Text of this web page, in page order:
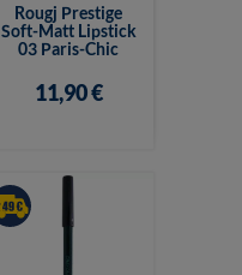
Rougj Prestige
Soft-Matt Lipstick
03 Paris-Chic
11,90 €